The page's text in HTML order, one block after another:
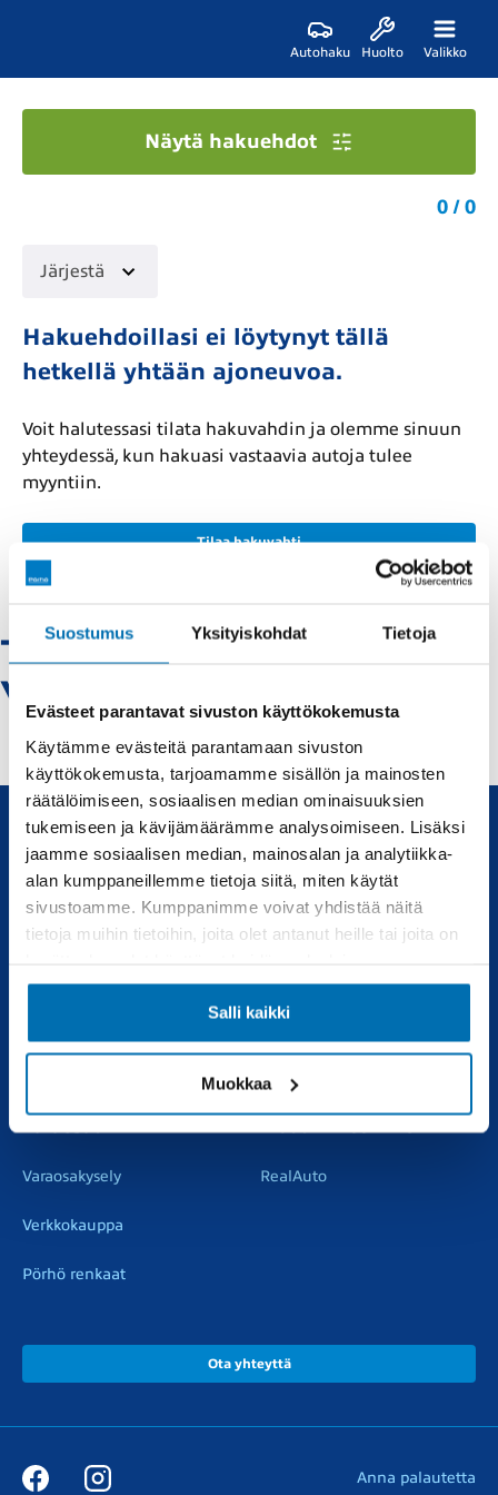
Suostumus Yksityiskohdat Tietoja
Evästeet parantavat sivuston käyttökokemusta
Käytämme evästeitä parantamaan sivuston
käyttökokemusta, tarjoamamme sisällön ja mainosten
räätälöimiseen, sosiaalisen median ominaisuuksien
tukemiseen ja kävijämäärämme analysoimiseen. Lisäksi
jaamme sosiaalisen median, mainosalan ja analytiikka-
alan kumppaneillemme tietoja siitä, miten käytät
sivustoamme. Kumppanimme voivat yhdistää näitä
tietoja muihin tietoihin, joita olet antanut heille tai joita on
Salli kaikki
Muokkaa
Autohaku Huolto Valikko
Tesla-oulu -
Vaihtoautot
Näytä hakuehdot
0 / 0
Järjestä
Hakuehdoillasi ei löytynyt tällä
hetkellä yhtään ajoneuvoa.
Voit halutessasi tilata hakuvahdin ja olemme sinuun
yhteydessä, kun hakuasi vastaavia autoja tulee
myyntiin.
Tilaa hakuvahti
Uudet ja käytetyt autot, sekä huollot joka tarpeeseen.
Automyynti Huolto
Vauriokorjaus
Varaosakysely
Verkkokauppa
Pörhö renkaat
RealAuto
Ota yhteyttä
Anna palautetta